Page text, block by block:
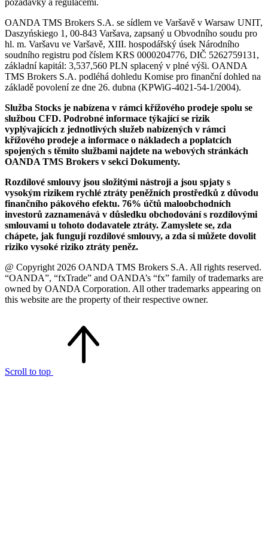
OANDA TMS Brokers S.A. se sídlem ve Varšavě v Warsaw UNIT,
Daszyńskiego 1, 00-843 Varšava, zapsaný u Obvodního soudu pro
hl. m. Varšavu ve Varšavě, XIII. hospodářský úsek Národního
soudního registru pod číslem KRS 0000204776, DIČ 5262759131,
základní kapitál: 3,537,560 PLN splacený v plné výši. OANDA
TMS Brokers S.A. podléhá dohledu Komise pro finanční dohled na
základě povolení ze dne 26. dubna (KPWiG-4021-54-1/2004).
Služba Stocks je nabízena v rámci křížového prodeje spolu se
službou CFD. Podrobné informace týkající se rizik
vyplývajících z jednotlivých služeb nabízených v rámci
křížového prodeje a informace o nákladech a poplatcích
spojených s těmito službami najdete na webových stránkách
OANDA TMS Brokers v sekci Dokumenty.
Rozdílové smlouvy jsou složitými nástroji a jsou spjaty s
vysokým rizikem rychlé ztráty peněžních prostředků z důvodu
finančního pákového efektu. 76% účtů maloobchodních
investorů zaznamenává v důsledku obchodování s rozdílovými
smlouvami u tohoto dodavatele ztráty. Zamyslete se, zda
chápete, jak fungují rozdílové smlouvy, a zda si můžete dovolit
riziko vysoké riziko ztráty peněz.
@ Copyright 2026 OANDA TMS Brokers S.A. All rights reserved.
“OANDA”, “fxTrade” and OANDA’s “fx” family of trademarks are
owned by OANDA Corporation. All other trademarks appearing on
this website are the property of their respective owner.
Scroll to top